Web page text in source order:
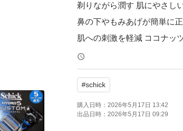
剃りながら潤す 肌にやさし
鼻の下やもみあげが簡単に
肌への刺激を軽減 ココナッ
●あなたの肌と剃り方にカス
●肌の質と剃り方は、ひとり
●剃り方にあわせて肌にかか
ロジー。
#schick
購入日時： 2026年5月17日 13:42
出品日時： 2026年5月17日 09:29